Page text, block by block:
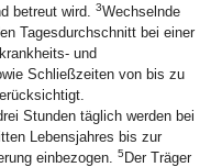
betreut wird. 3Wechselnde
Tagesdurchschnitt bei einer
und
Schließzeiten von bis zu
Stunden täglich werden bei
Lebensjahres bis zur
einbezogen. 5 Der Träger